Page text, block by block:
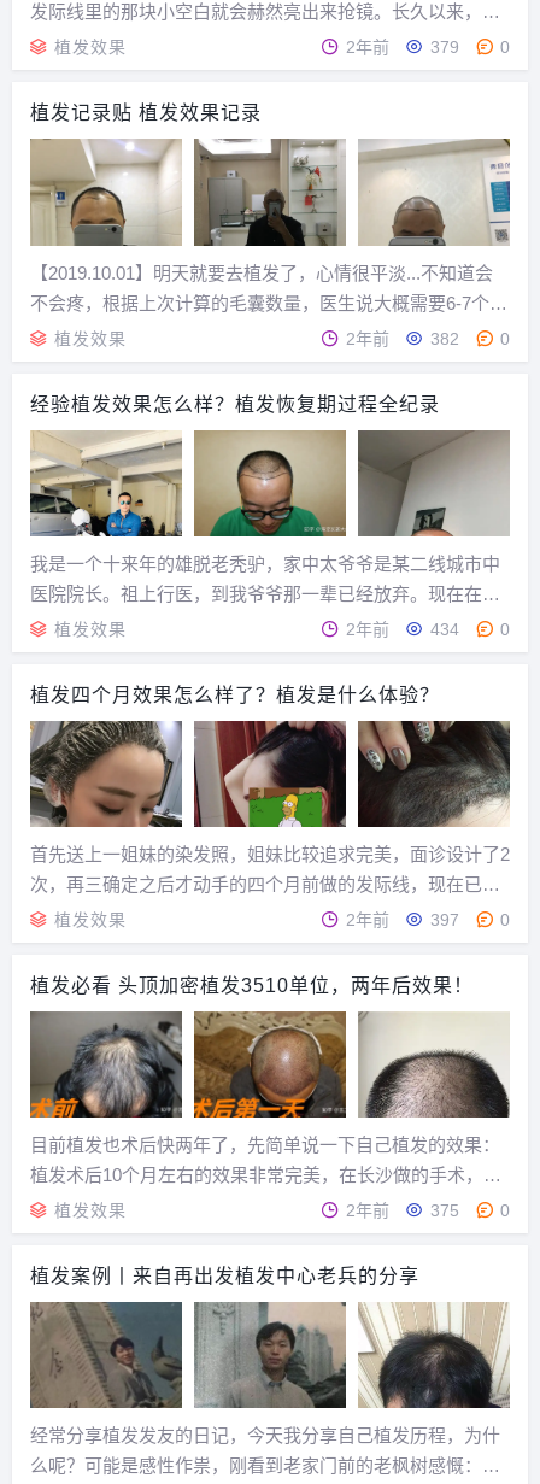
发际线里的那块小空白就会赫然亮出来抢镜。长久以来，这
一直是我的痛点。...
植发效果 2年前 379 0
植发记录贴 植发效果记录
【2019.10.01】明天就要去植发了，心情很平淡...不知道会
不会疼，根据上次计算的毛囊数量，医生说大概需要6-7个小
时的手术时间，过程中应该会很无聊吧......
植发效果 2年前 382 0
经验植发效果怎么样？植发恢复期过程全纪录
我是一个十来年的雄脱老秃驴，家中太爷爷是某二线城市中
医院院长。祖上行医，到我爷爷那一辈已经放弃。现在在阿
里巴巴健康做互联网。曾经在第三军医大看过西医皮肤科，
在某些脱发专科、中医院各种方式看过脱发，可以说这辈子
和医疗健康都有那么一些不近不远的关系。简单说下我...
植发效果 2年前 434 0
植发四个月效果怎么样了？植发是什么体验？
首先送上一姐妹的染发照，姐妹比较追求完美，面诊设计了2
次，再三确定之后才动手的四个月前做的发际线，现在已经
开始染发了...种植数量2千单位...
植发效果 2年前 397 0
植发必看 头顶加密植发3510单位，两年后效果！
目前植发也术后快两年了，先简单说一下自己植发的效果：
植发术后10个月左右的效果非常完美，在长沙做的手术，35
10单位，术后一直坚持外用米诺地尔，口服非那雄胺，10个
月左右的时候种植的头发基本全部长出来，原生发在药物的
作用下(自己感觉主要效果来自于非那雄胺 ...
植发效果 2年前 375 0
植发案例丨来自再出发植发中心老兵的分享
经常分享植发发友的日记，今天我分享自己植发历程，为什
么呢？可能是感性作祟，刚看到老家门前的老枫树感慨：时